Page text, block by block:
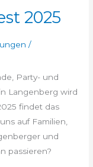
2025
/
Party- und
Langenberg wird
findet das
auf Familien,
und
passieren?